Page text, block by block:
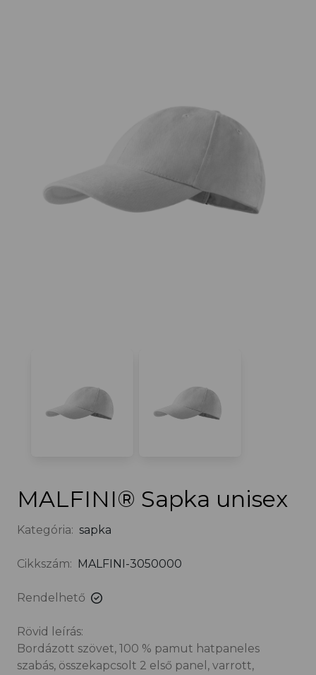
MALFINI® Sapka unisex
Kategória: sapka
Cikkszám: MALFINI-3050000
Rendelhető
Rövid leírás:
Bordázott szövet, 100 % pamut hatpaneles
szabás, összekapcsolt 2 első panel, varrott,